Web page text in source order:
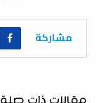
مشاركة